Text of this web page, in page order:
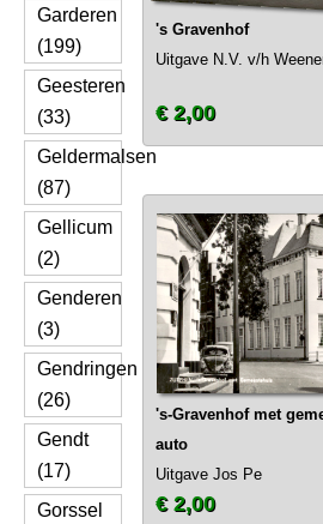
Garderen
(199)
Geesteren
(33)
Geldermalsen
(87)
Gellicum
(2)
Genderen
(3)
Gendringen
(26)
Gendt
(17)
Gorssel
's Gravenhof
Uitgave N.V. v/h
€ 2,00
's-Gravenhof met
auto
Uitgave Jos Pe
€ 2,00